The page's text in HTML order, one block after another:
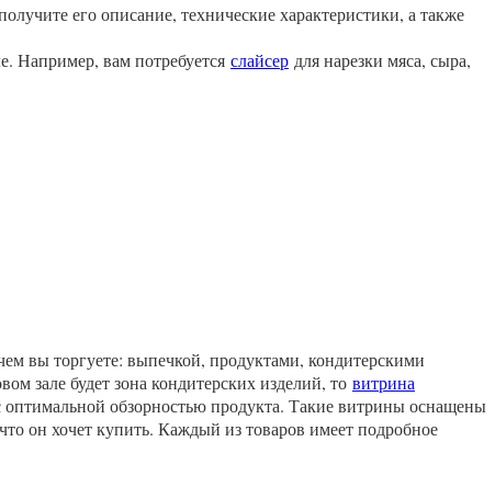
его описание, технические характеристики, а также
Например, вам потребуется слайсер для нарезки мяса, сыра,
вы торгуете: выпечкой, продуктами, кондитерскими
зале будет зона кондитерских изделий, то витрина
обзорностью продукта. Такие витрины оснащены
он хочет купить. Каждый из товаров имеет подробное